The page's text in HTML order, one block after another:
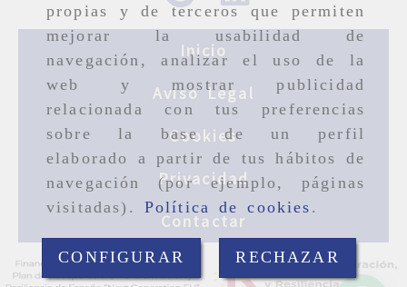
propias y de terceros que permiten
mejorar la usabilidad de
navegación, analizar el uso de la
web y mostrar publicidad
relacionada con tus preferencias
sobre la base de un perfil
elaborado a partir de tus hábitos de
navegación (por ejemplo, páginas
visitadas). Política de cookies .
CONFIGURAR RECHAZAR
Inicio
Aviso Legal
Cookies
Privacidad
Contactar